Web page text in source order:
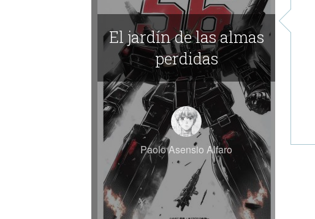
El jardín de las almas
perdidas
Paolo Asensio Alfaro